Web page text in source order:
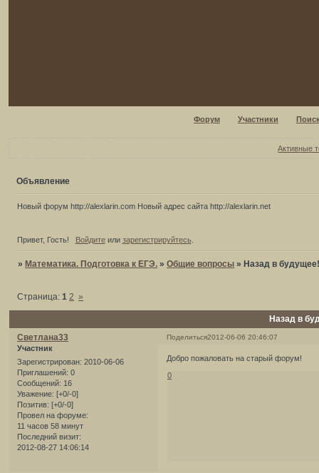
Форум Участники
Активные
Объявление
Новый форум http://alexlarin.com Новый адрес сайта http://alexlarin.net
Привет, Гость! Войдитеили зарегистрируйтесь.
»Математика. Подготовка к ЕГЭ. »Общие вопросы »Назад в
Назад в
Страница: 1 2 »
Поделиться2012-06-06 20:46:07
Светлана33
Участник
Зарегистрирован: 2010-06-06
Приглашений: 0
Сообщений: 16
Уважение: [+0/-0]
Позитив: [+0/-0]
Провел на форуме:
11 часов 58 минут
Последний визит:
2012-08-27 14:06:14
Добро пожаловать на старый форум!
0